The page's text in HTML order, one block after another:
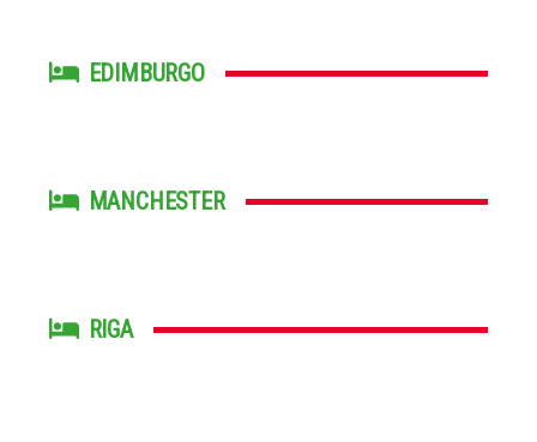
EDIMBURGO
MANCHESTER
RIGA